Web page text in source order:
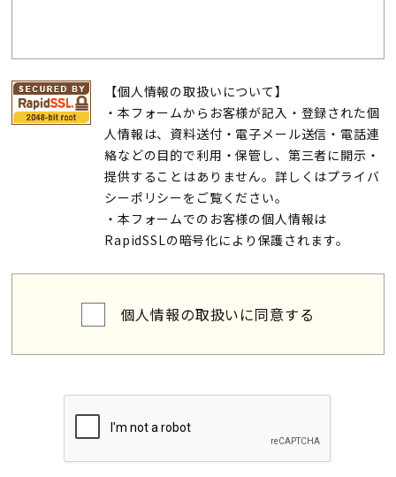
【個人情報の取扱いについて】
・本フォームからお客様が記入・登録された個
人情報は、資料送付・電子メール送信・電話連
絡などの目的で利用・保管し、第三者に開示・
提供することはありません。詳しくはプライバ
シーポリシーをご覧ください。
・本フォームでのお客様の個人情報は
RapidSSLの暗号化により保護されます。
個人情報の取扱いに同意する